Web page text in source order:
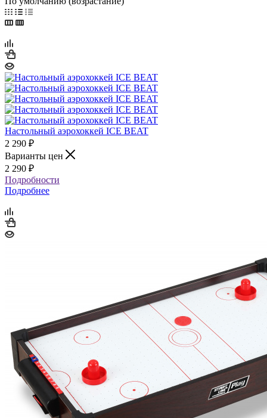
Настольный аэрохоккей ICE BEAT
2 290 ₽
Варианты цен
2 290 ₽
Подробности
Подробнее